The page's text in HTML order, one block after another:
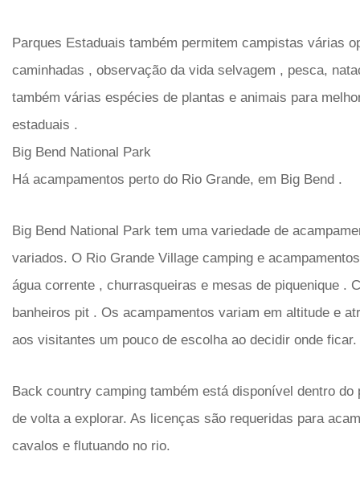
Parques Estaduais também permitem campistas várias
caminhadas , observação da vida selvagem , pesca,
também várias espécies de plantas e animais para
estaduais .
Big Bend National Park
Há acampamentos perto do Rio Grande, em Big Bend .
Big Bend National Park tem uma variedade de
variados. O Rio Grande Village camping e
água corrente , churrasqueiras e mesas de piquenique .
banheiros pit . Os acampamentos variam em altitude e
aos visitantes um pouco de escolha ao decidir onde ficar.
Back country camping também está disponível dentro
de volta a explorar. As licenças são requeridas para
cavalos e flutuando no rio.